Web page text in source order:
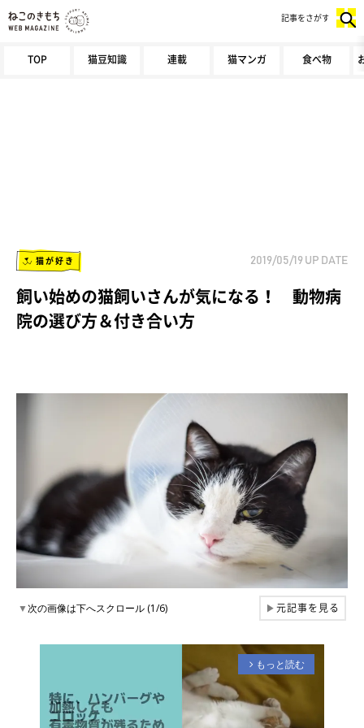
TOP 猫豆知識 連載 猫マンガ 食べ物
記事をさがす
猫が好き 2019/05/19 UP DATE
飼い始めの猫飼いさんが気になる！ 動物病
院の選び方＆付き合い方
▼次の画像は下へスクロール (1/6) ▶元記事を見る
arrow_forward_ios もっと読む